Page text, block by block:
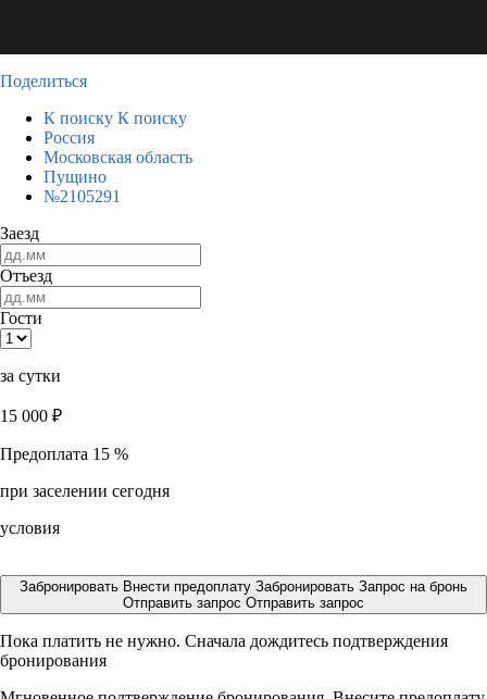
Поделиться
К поиску К поиску
Россия
Московская область
Пущино
№2105291
Заезд
Отъезд
Гости
за сутки
15 000 ₽
Предоплата 15 %
при заселении сегодня
условия
Забронировать Внести предоплату Забронировать Запрос на бронь
Отправить запрос Отправить запрос
Пока платить не нужно. Сначала дождитесь подтверждения
бронирования